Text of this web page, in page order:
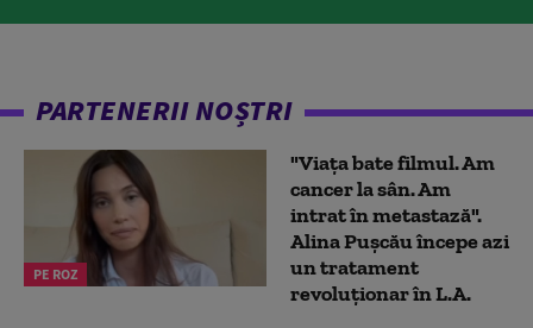
PARTENERII NOȘTRI
PE ROZ
"Viața bate filmul. Am
cancer la sân. Am
intrat în metastază".
Alina Pușcău începe azi
un tratament
revoluționar în L.A.